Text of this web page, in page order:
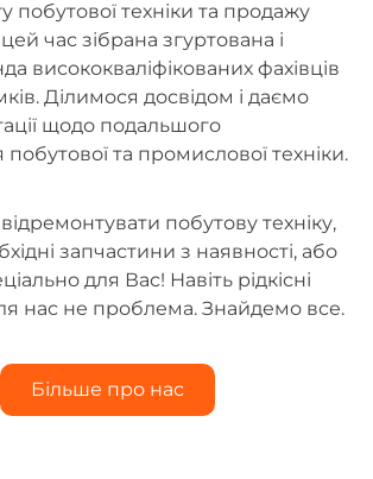
побутової техніки та продажу
час зібрана згуртована і
висококваліфікованих фахівців
Ділимося досвідом і даємо
щодо подальшого
та промислової техніки.
побутову техніку,
запчастини з наявності, або
для Вас! Навіть рідкісні
нас не проблема. Знайдемо все.
Більше про нас